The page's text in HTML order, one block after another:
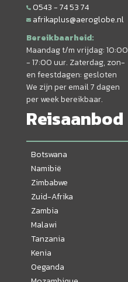
0543 - 74 53 74
afrikaplus@aeroglobe.nl
Bereikbaarheid:
Maandag t/m vrijdag: 10:00
- 17:00 uur. Zaterdag, zon-
en feestdagen: gesloten
We zijn per email 7 dagen
per week bereikbaar.
Reisaanbod
Botswana
Namibië
Zimbabwe
Zuid-Afrika
Zambia
Malawi
Tanzania
Kenia
Oeganda